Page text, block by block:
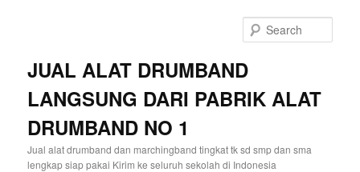
JUAL ALAT DRUMBAND
LANGSUNG DARI PABRIK ALAT
DRUMBAND NO 1
Jual alat drumband dan marchingband tingkat tk sd smp dan sma
lengkap siap pakai Kirim ke seluruh sekolah di Indonesia